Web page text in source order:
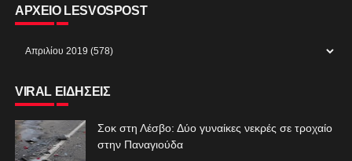
ΑΡΧΕΙΟ LESVOSPOST
VIRAL ΕΙΔΗΣΕΙΣ
Σοκ στη Λέσβο: Δύο γυναίκες νεκρές σε τροχαίο
στην Παναγιούδα